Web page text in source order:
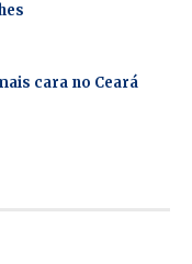
cara no Ceará